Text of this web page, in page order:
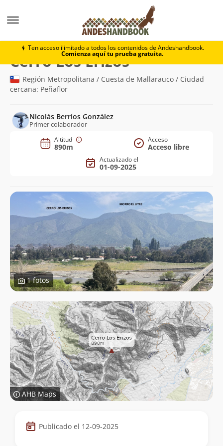
Ten acceso ilimitado a todos los contenidos de Andeshandbook.
Comienza aquí tu prueba gratuita.
Cerro Los Erizos
Cerro Los Erizos(890m)
Región Metropolitana / Cuesta de Mallarauco / Ciudad
cercana: Peñaflor
Nicolás Berríos González
Primer colaborador
Altitud
890m
Acceso
Acceso libre
Actualizado el
01-09-2025
1 fotos
AHB Maps
Datos
de
Publicado el 12-09-2025